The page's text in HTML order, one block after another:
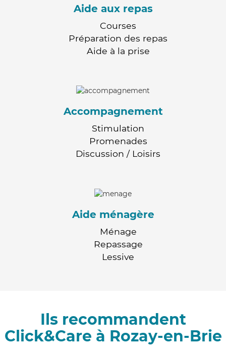
Aide aux repas
Courses
Préparation des repas
Aide à la prise
Accompagnement
Stimulation
Promenades
Discussion / Loisirs
Aide ménagère
Ménage
Repassage
Lessive
Ils recommandent
Click&Care à Rozay-en-Brie